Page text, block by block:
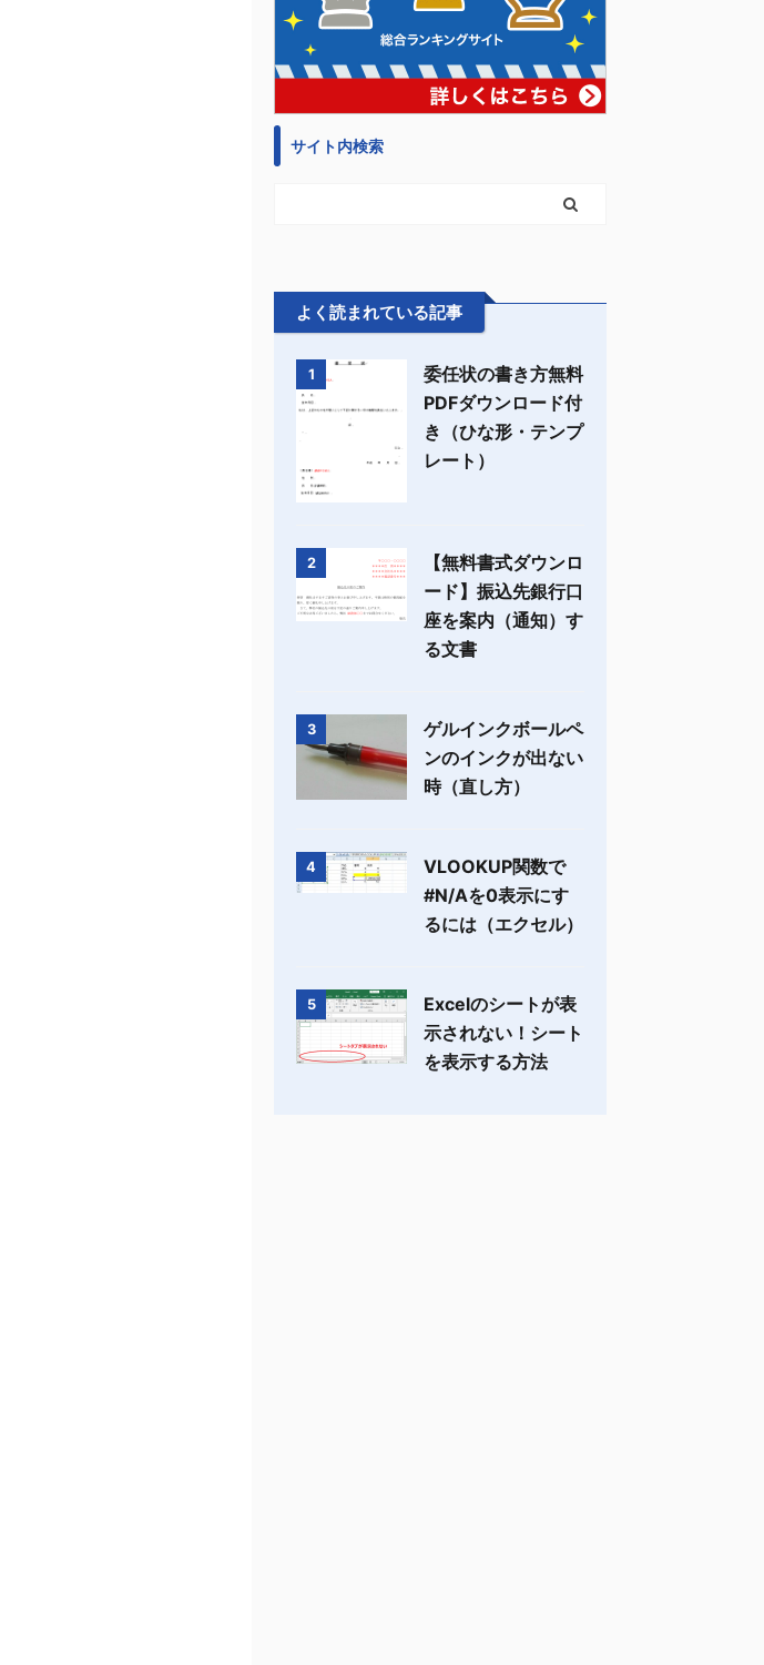
サイト内検索
よく読まれている記事
1
委任状の書き方無料
PDFダウンロード付
き（ひな形・テンプ
レート）
2
【無料書式ダウンロ
ード】振込先銀行口
座を案内（通知）す
る文書
3
ゲルインクボールペ
ンのインクが出ない
時（直し方）
4
VLOOKUP関数で
#N/Aを0表示にす
るには（エクセル）
5
Excelのシートが表
示されない！シート
を表示する方法